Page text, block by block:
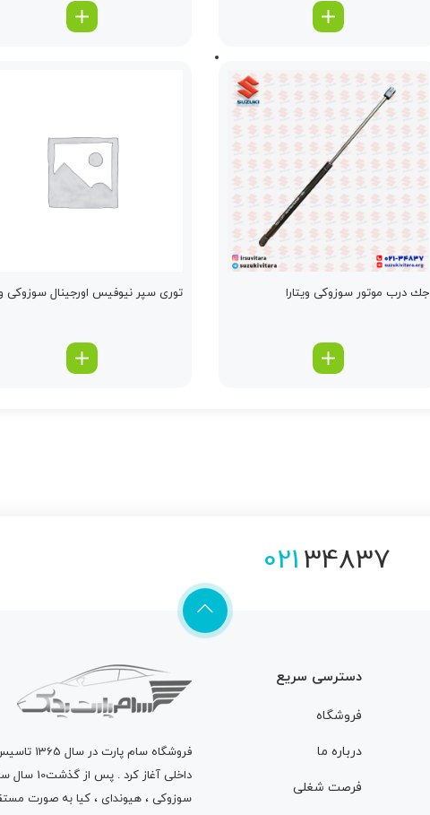
جك درب موتور سوزوکی ویتارا توری سپر نیوفیس اورجینال سوزوکی
02134837
دسترسی سریع
فروشگاه
درباره ما
فرصت شغلی
فروشگاه سام پارت
در سال
داخلی
سوزوکی ، هیوندای ، کیا به صورت